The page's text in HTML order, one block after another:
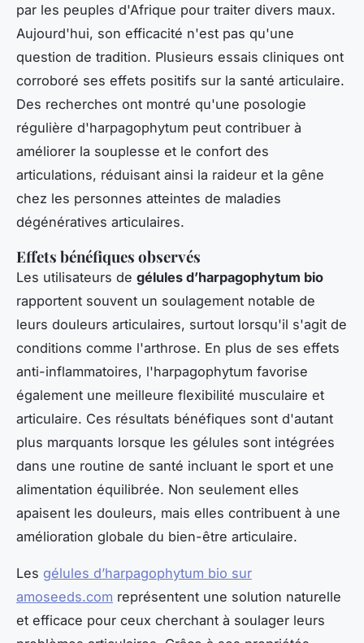
par les peuples d'Afrique pour traiter divers maux.
Aujourd'hui, son efficacité n'est pas qu'une
question de tradition. Plusieurs essais cliniques ont
corroboré ses effets positifs sur la santé articulaire.
Des recherches ont montré qu'une posologie
régulière d'harpagophytum peut contribuer à
améliorer la souplesse et le confort des
articulations, réduisant ainsi la raideur et la gêne
chez les personnes atteintes de maladies
dégénératives articulaires.
Effets bénéfiques observés
Les utilisateurs de gélules d’harpagophytum bio
rapportent souvent un soulagement notable de
leurs douleurs articulaires, surtout lorsqu'il s'agit de
conditions comme l'arthrose. En plus de ses effets
anti-inflammatoires, l'harpagophytum favorise
également une meilleure flexibilité musculaire et
articulaire. Ces résultats bénéfiques sont d'autant
plus marquants lorsque les gélules sont intégrées
dans une routine de santé incluant le sport et une
alimentation équilibrée. Non seulement elles
apaisent les douleurs, mais elles contribuent à une
amélioration globale du bien-être articulaire.
Les gélules d’harpagophytum bio sur
amoseeds.com représentent une solution naturelle
et efficace pour ceux cherchant à soulager leurs